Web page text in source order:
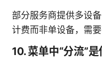
部分服务商提供多设
计费而非单设备，需
10. 菜单中“分流”